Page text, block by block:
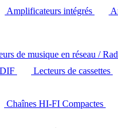
Amplificateurs intégrés
de musique en réseau /
Lecteurs de cassettes
Chaînes HI-FI Compactes